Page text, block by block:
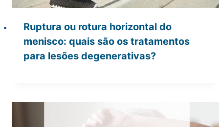
Ruptura ou rotura horizontal do
menisco: quais são os tratamentos
para lesões degenerativas?